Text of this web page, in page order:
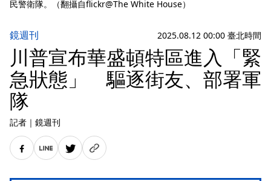
民警衛隊。（翻攝自flickr@The White House）
鏡週刊 2025.08.12 00:00 臺北時間
川普宣布華盛頓特區進入「緊
急狀態」 驅逐街友、部署軍
隊
記者 ｜ 鏡週刊